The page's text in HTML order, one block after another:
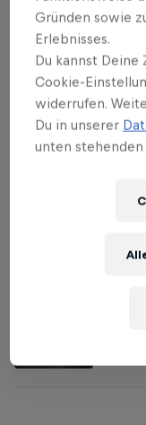
ich mit einem
jeweils als
schleichenden
Pedal. Vali goes
es besser ist, in
Das
Gründen sowie
Erlebnisses.
Du kannst
Cookie-
widerrufen.
Du in unserer
unten